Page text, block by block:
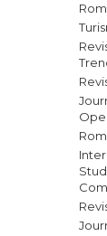
PACHETE DE
PROMOȚIILE
ULTIMELE